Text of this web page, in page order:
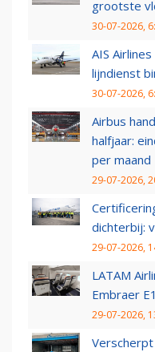
grootste
30-07-2026,
AIS
lijndienst
30-07-2026,
Airbus
halfjaar:
per maand
29-07-2026,
dichterbij:
29-07-2026,
LATAM
Embraer
29-07-2026,